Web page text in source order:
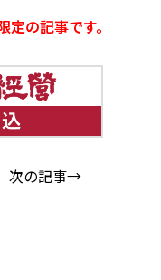
の記事です。
次の記事→